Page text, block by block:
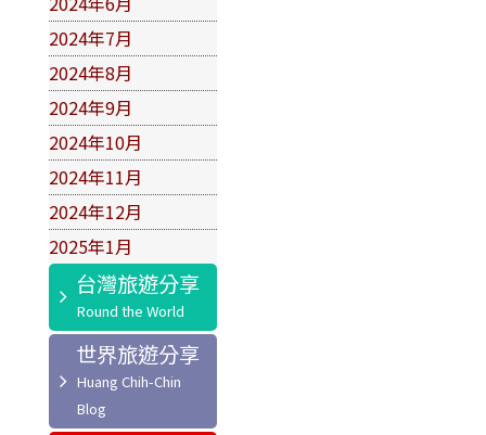
2024年7月
2024年8月
2024年9月
2024年10月
2024年11月
2024年12月
2025年1月
台灣旅遊分享
世界旅遊分享